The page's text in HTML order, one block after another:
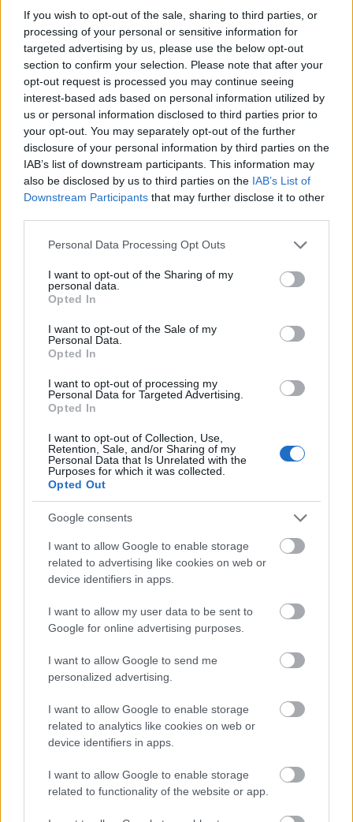
If you wish to opt-out of the sale, sharing to third parties, or
processing of your personal or sensitive information for
targeted advertising by us, please use the below opt-out
section to confirm your selection. Please note that after your
opt-out request is processed you may continue seeing
interest-based ads based on personal information utilized by
us or personal information disclosed to third parties prior to
your opt-out. You may separately opt-out of the further
disclosure of your personal information by third parties on the
IAB’s list of downstream participants. This information may
also be disclosed by us to third parties on the IAB’s List of
Downstream Participants that may further disclose it to other
Please note that this website/app uses one or more Google
not limited to your visit or usage behaviour. You may click to
grant or deny consent to Google and its third-party tags to
use your data for below specified purposes in below Google
consent section.
Personal Data Processing Opt Outs
I want to opt-out of the Sharing of my
personal data.
Opted In
I want to opt-out of the Sale of my
Personal Data.
Opted In
I want to opt-out of processing my
Personal Data for Targeted Advertising.
Opted In
I want to opt-out of Collection, Use,
Retention, Sale, and/or Sharing of my
Personal Data that Is Unrelated with the
Purposes for which it was collected.
Opted Out
Google consents
I want to allow Google to enable storage
related to advertising like cookies on web or
device identifiers in apps.
I want to allow my user data to be sent to
Google for online advertising purposes.
I want to allow Google to send me
personalized advertising.
I want to allow Google to enable storage
related to analytics like cookies on web or
device identifiers in apps.
I want to allow Google to enable storage
related to functionality of the website or app.
Klein darab igazán nem túl látványos. Ettől
függetlenül a színésznő egyszerűen csodásan
mutat benne. Te is úgy gondolog, hogy Scarlett
tévedhetetlen a vörös szőnyegen?
Megosztás
Küldés
Messengeren
Itt állíthatod be , hogy a Google
keresőben könnyebben megtaláld a
glamour.hu cikkeit
SCARLETT JOHANSSON VÖRÖS SZŐNYEG
CALVIN KLEIN FORBIDDEN EUPHORIA